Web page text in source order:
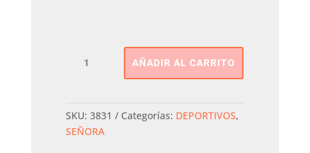
SERRAJE
AÑADIR AL CARRITO
SKU: 3831 Categorías: DEPORTIVOS,
SEÑORA